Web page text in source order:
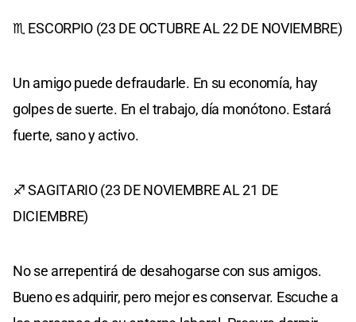
♏ ESCORPIO (23 DE OCTUBRE AL 22 DE NOVIEMBRE)
Un amigo puede defraudarle. En su economía, hay
golpes de suerte. En el trabajo, día monótono. Estará
fuerte, sano y activo.
♐ SAGITARIO (23 DE NOVIEMBRE AL 21 DE
DICIEMBRE)
No se arrepentirá de desahogarse con sus amigos.
Bueno es adquirir, pero mejor es conservar. Escuche a